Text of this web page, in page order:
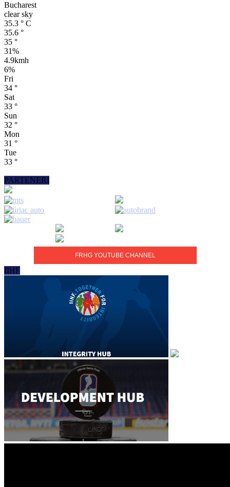
Bucharest
clear sky
35.3 ° C
35.6 °
35 °
31%
4.9kmh
6%
Fri
34 °
Sat
33 °
Sun
32 °
Mon
31 °
Tue
33 °
PARTENERI
FRHG YOUTUBE CHANNEL
IIHF